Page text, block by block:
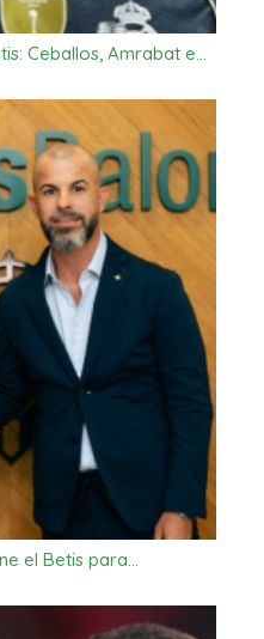
Ceballos, Amrabat e…
el Betis para…